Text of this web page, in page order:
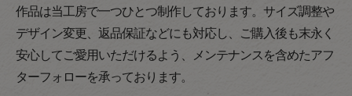
作品は当工房で一つひとつ制作しております。サイズ調整や
デザイン変更、返品保証などにも対応し、ご購入後も末永く
安心してご愛用いただけるよう、メンテナンスを含めたアフ
ターフォローを承っております。